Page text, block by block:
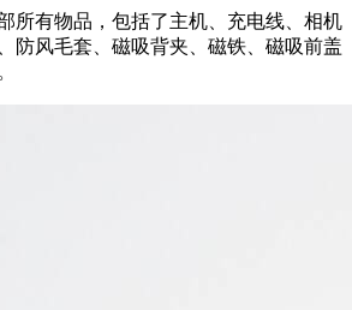
所有物品，包括了主机、充电线、相机
防风毛套、磁吸背夹、磁铁、磁吸前盖